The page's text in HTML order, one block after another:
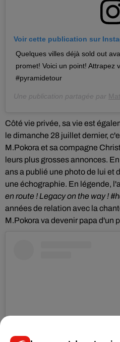
Voir cette publication sur
Quelques villes déjà sold out
promet! Voici un point!
#pyramidetour
Une publication partagée par
Côté vie privée, sa vie est
le dimanche 28 juillet dernier,
M.Pokora et sa compagne
leurs plus grosses annonces.
ans a publié une photo de lui et
une échographie. En légende,
en route ! Legacy on the way !
années de relation avec la
M.Pokora va devenir papa d'un